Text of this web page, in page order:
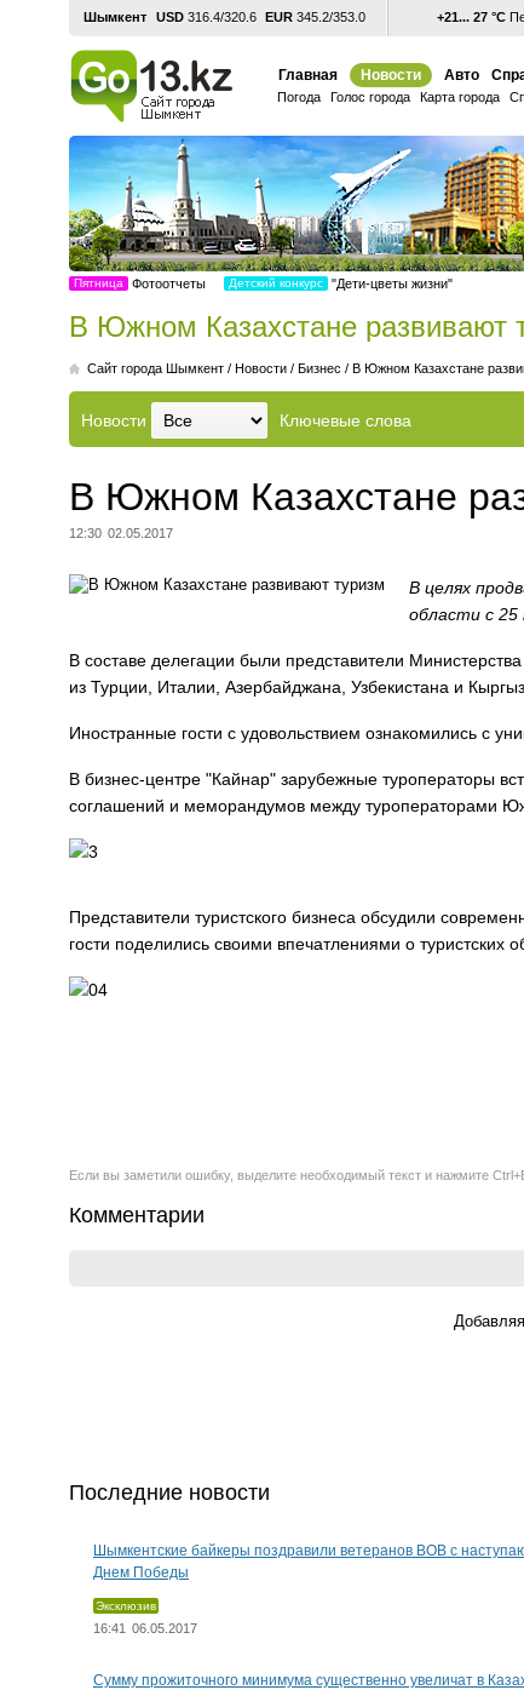
Шымкент USD 316.4/320.6 EUR 345.2/353.0 +21... 27 °С
Главная Новости Авто
Погода Голос города Карта города
Пятница Фотоотчеты Детский конкурс "Дети-цветы жизни"
В Южном Казахстане развивают
Cайт города Шымкент / Новости / Бизнес / В Южном Казахстане
Новости Ключевые слова
В Южном Казахстане
12:30 02.05.2017
В целях
области с 25
В составе делегации были представители
из Турции, Италии, Азербайджана, Узбекистана и
Иностранные гости с удовольствием ознакомились с
В бизнес-центре "Кайнар" зарубежные туроператоры
соглашений и меморандумов между туроператорами
Представители туристского бизнеса обсудили
гости поделились своими впечатлениями о туристских
Если вы заметили ошибку, выделите необходимый текст и нажмите
Комментарии
Последние новости
Шымкентские байкеры поздравили ветеранов ВОВ с
Днем Победы
Эксклюзив
16:41 06.05.2017
Сумму прожиточного минимума существенно увеличат в